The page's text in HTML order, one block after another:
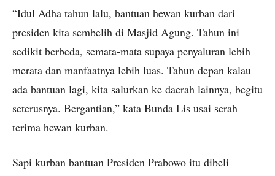
“Idul Adha tahun lalu, bantuan hewan kurban dari
presiden kita sembelih di Masjid Agung. Tahun ini
sedikit berbeda, semata-mata supaya penyaluran lebih
merata dan manfaatnya lebih luas. Tahun depan kalau
ada bantuan lagi, kita salurkan ke daerah lainnya, begitu
seterusnya. Bergantian,” kata Bunda Lis usai serah
terima hewan kurban.
Sapi kurban bantuan Presiden Prabowo itu dibeli